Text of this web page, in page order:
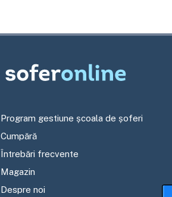
Program gestiune școala de șoferi
Cumpără
Întrebări frecvente
Magazin
Despre noi